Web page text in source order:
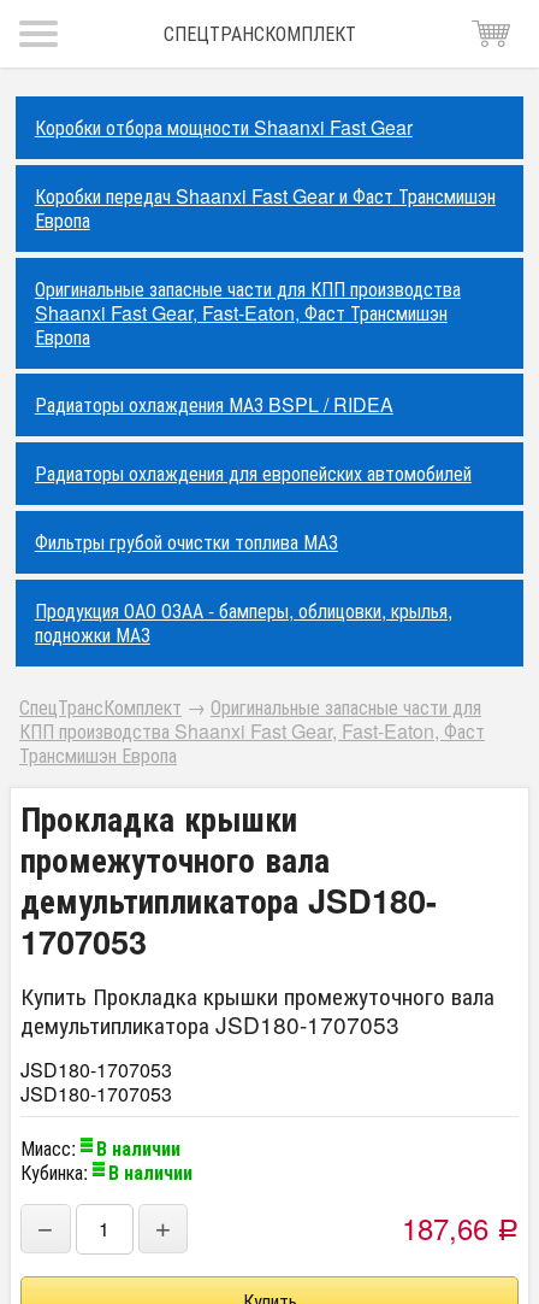
СПЕЦТРАНСКОМПЛЕКТ
Коробки отбора мощности Shaanxi Fast Gear
Коробки передач Shaanxi Fast Gear и Фаст Трансмишэн
Европа
Оригинальные запасные части для КПП производства
Shaanxi Fast Gear, Fast-Eaton, Фаст Трансмишэн
Европа
Радиаторы охлаждения МАЗ BSPL / RIDEA
Радиаторы охлаждения для европейских автомобилей
Фильтры грубой очистки топлива МАЗ
Продукция ОАО ОЗАА - бамперы, облицовки, крылья,
подножки МАЗ
СпецТрансКомплект → Оригинальные запасные части для
КПП производства Shaanxi Fast Gear, Fast-Eaton, Фаст
Трансмишэн Европа
Прокладка крышки
промежуточного вала
демультипликатора JSD180-
1707053
Купить Прокладка крышки промежуточного вала
демультипликатора JSD180-1707053
JSD180-1707053
JSD180-1707053
Миасс:
В наличии
Кубинка:
В наличии
− + 187,66 Р